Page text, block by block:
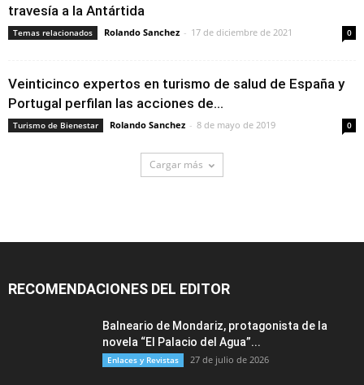
travesía a la Antártida
Temas relacionados Rolando Sanchez - 17 de diciembre de 2021 0
Veinticinco expertos en turismo de salud de España y
Portugal perfilan las acciones de...
Turismo de Bienestar Rolando Sanchez - 8 de mayo de 2019 0
Cargar más
RECOMENDACIONES DEL EDITOR
Balneario de Mondariz, protagonista de la
novela “El Palacio del Agua”...
Enlaces y Revistas 27 de julio de 2026